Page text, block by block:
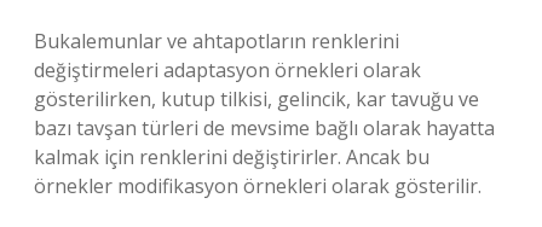
Bukalemunlar ve ahtapotların renklerini
değiştirmeleri adaptasyon örnekleri olarak
gösterilirken, kutup tilkisi, gelincik, kar tavuğu ve
bazı tavşan türleri de mevsime bağlı olarak hayatta
kalmak için renklerini değiştirirler. Ancak bu
örnekler modifikasyon örnekleri olarak gösterilir.